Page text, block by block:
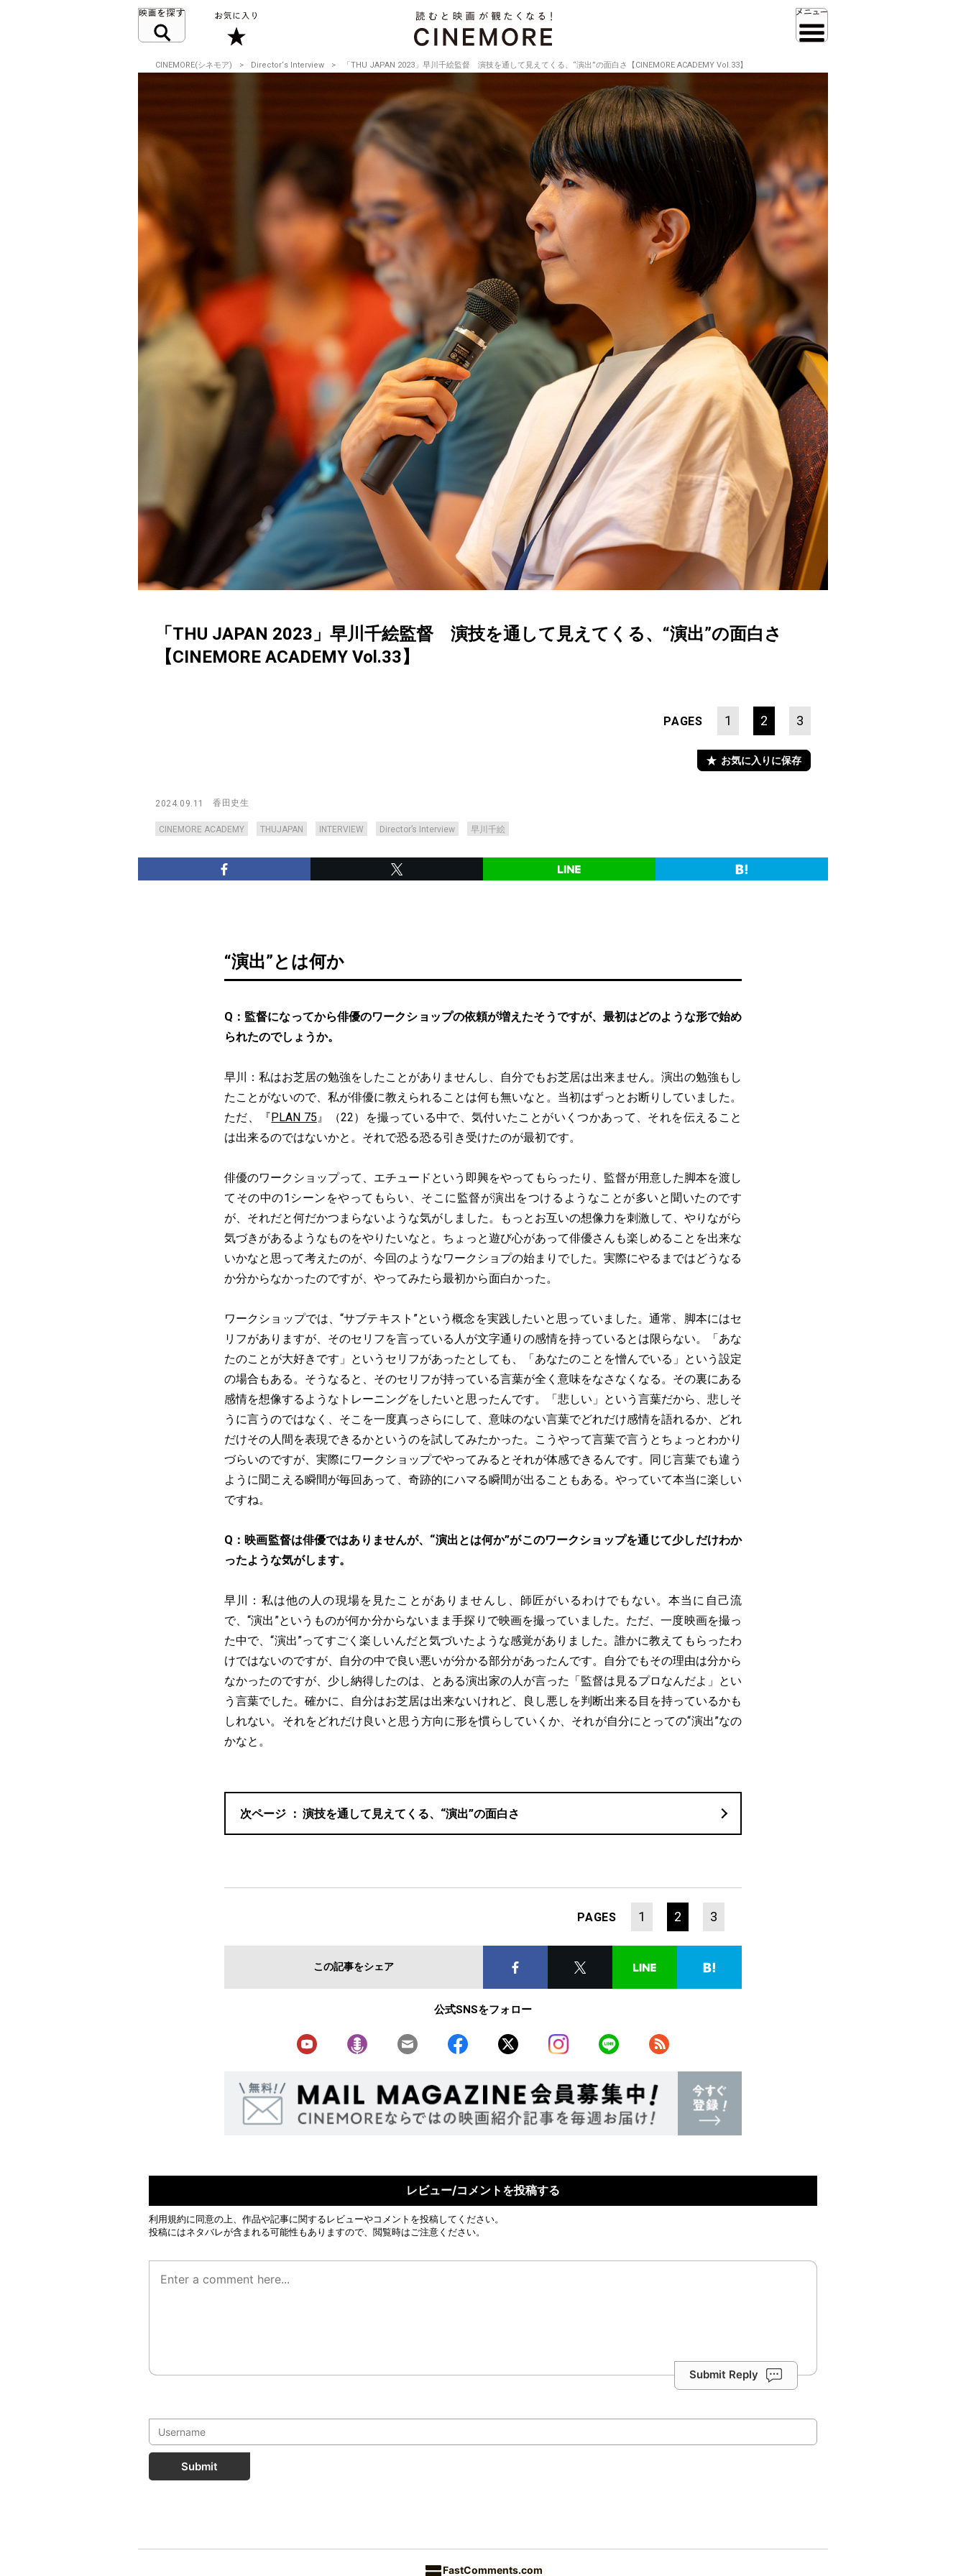
CINEMORE(シネモア) Director‘s Interview 「THU JAPAN 2023」早川千絵監督 演技を通して見えてくる、“演出”の面白さ【CINEMORE ACADEMY Vol.33】
「THU JAPAN 2023」早川千絵監督 演技を通して見えてくる、“演出”の面白さ
【CINEMORE ACADEMY Vol.33】
PAGES 1 2 3
お気に入りに保存
2024.09.11 香田史生
CINEMORE ACADEMY THUJAPAN INTERVIEW Director’s Interview 早川千絵
“演出”とは何か
Q：監督になってから俳優のワークショップの依頼が増えたそうですが、最初はどのような形で始め
られたのでしょうか。
早川：私はお芝居の勉強をしたことがありませんし、自分でもお芝居は出来ません。演出の勉強もし
たことがないので、私が俳優に教えられることは何も無いなと。当初はずっとお断りしていました。
ただ、『PLAN 75』（22）を撮っている中で、気付いたことがいくつかあって、それを伝えること
は出来るのではないかと。それで恐る恐る引き受けたのが最初です。
俳優のワークショップって、エチュードという即興をやってもらったり、監督が用意した脚本を渡し
てその中の1シーンをやってもらい、そこに監督が演出をつけるようなことが多いと聞いたのです
が、それだと何だかつまらないような気がしました。もっとお互いの想像力を刺激して、やりながら
気づきがあるようなものをやりたいなと。ちょっと遊び心があって俳優さんも楽しめることを出来な
いかなと思って考えたのが、今回のようなワークショプの始まりでした。実際にやるまではどうなる
か分からなかったのですが、やってみたら最初から面白かった。
ワークショップでは、“サブテキスト”という概念を実践したいと思っていました。通常、脚本にはセ
リフがありますが、そのセリフを言っている人が文字通りの感情を持っているとは限らない。「あな
たのことが大好きです」というセリフがあったとしても、「あなたのことを憎んでいる」という設定
の場合もある。そうなると、そのセリフが持っている言葉が全く意味をなさなくなる。その裏にある
感情を想像するようなトレーニングをしたいと思ったんです。「悲しい」という言葉だから、悲しそ
うに言うのではなく、そこを一度真っさらにして、意味のない言葉でどれだけ感情を語れるか、どれ
だけその人間を表現できるかというのを試してみたかった。こうやって言葉で言うとちょっとわかり
づらいのですが、実際にワークショップでやってみるとそれが体感できるんです。同じ言葉でも違う
ように聞こえる瞬間が毎回あって、奇跡的にハマる瞬間が出ることもある。やっていて本当に楽しい
ですね。
Q：映画監督は俳優ではありませんが、“演出とは何か”がこのワークショップを通じて少しだけわか
ったような気がします。
早川：私は他の人の現場を見たことがありませんし、師匠がいるわけでもない。本当に自己流
で、“演出”というものが何か分からないまま手探りで映画を撮っていました。ただ、一度映画を撮っ
た中で、“演出”ってすごく楽しいんだと気づいたような感覚がありました。誰かに教えてもらったわ
けではないのですが、自分の中で良い悪いが分かる部分があったんです。自分でもその理由は分から
なかったのですが、少し納得したのは、とある演出家の人が言った「監督は見るプロなんだよ」とい
う言葉でした。確かに、自分はお芝居は出来ないけれど、良し悪しを判断出来る目を持っているかも
しれない。それをどれだけ良いと思う方向に形を慣らしていくか、それが自分にとっての“演出”なの
かなと。
演技を通して見えてくる、“演出”の面白さ
PAGES 1 2 3
この記事をシェア
公式SNSをフォロー
レビュー/コメントを投稿する
利用規約に同意の上、作品や記事に関するレビューやコメントを投稿してください。
投稿にはネタバレが含まれる可能性もありますので、閲覧時はご注意ください。
Submit Reply
Submit
FastComments.com